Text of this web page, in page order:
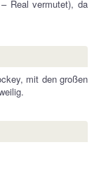
Real vermutet), da
mit den großen